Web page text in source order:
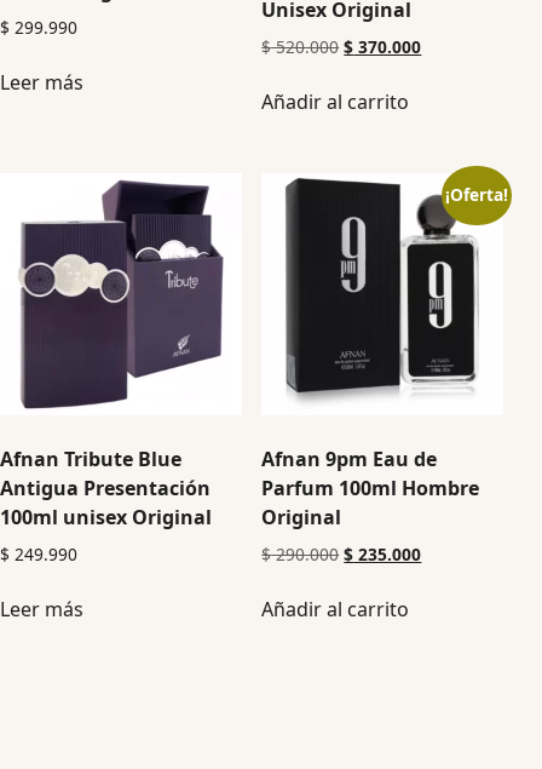
$ 299.990
Leer más
Unisex Original
$520.000 $ 370.000
Añadir al carrito
Afnan Tribute Blue
Antigua Presentación
100ml unisex Original
$ 249.990
Leer más
¡Oferta!
Afnan 9pm Eau de
Parfum 100ml Hombre
Original
$290.000 $ 235.000
Añadir al carrito